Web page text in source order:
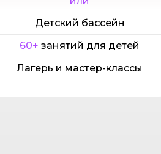
Лагерь и мастер-классы
60+ занятий для детей
Детский бассейн